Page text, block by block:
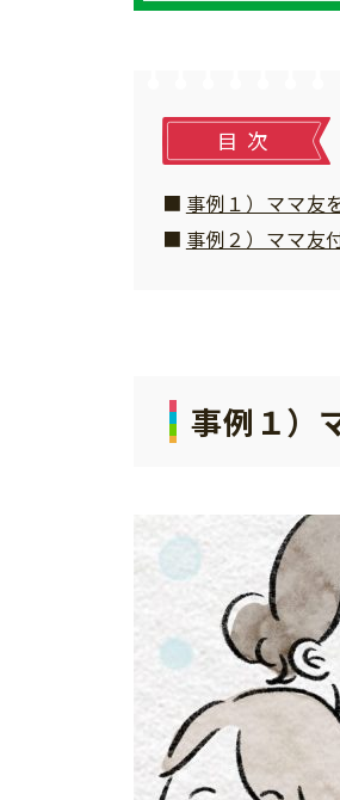
目次
事例１）ママ友
事例２）ママ友
事例１）